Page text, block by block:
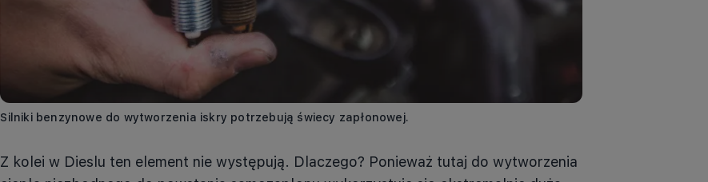
Silniki benzynowe do wytworzenia iskry potrzebują świecy zapłonowej.
Z kolei w Dieslu ten element nie występują. Dlaczego? Ponieważ tutaj do wytworzenia